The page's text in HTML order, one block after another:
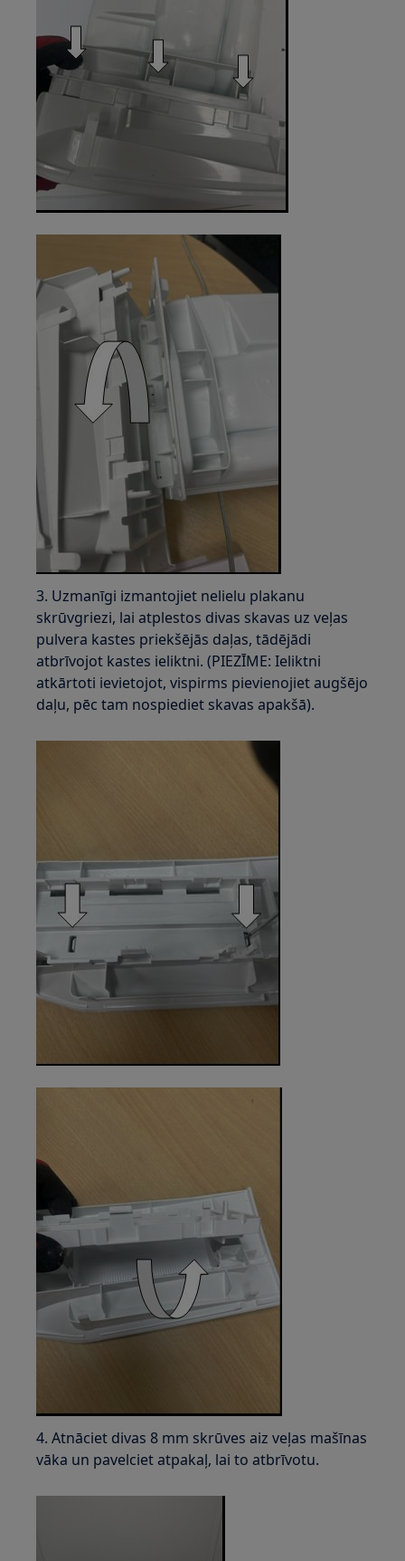
3. Uzmanīgi izmantojiet nelielu plakanu
skrūvgriezi, lai atplestos divas skavas uz veļas
pulvera kastes priekšējās daļas, tādējādi
atbrīvojot kastes ieliktni. (PIEZĪME: Ieliktni
atkārtoti ievietojot, vispirms pievienojiet augšējo
daļu, pēc tam nospiediet skavas apakšā).
4. Atnāciet divas 8 mm skrūves aiz veļas mašīnas
vāka un pavelciet atpakaļ, lai to atbrīvotu.